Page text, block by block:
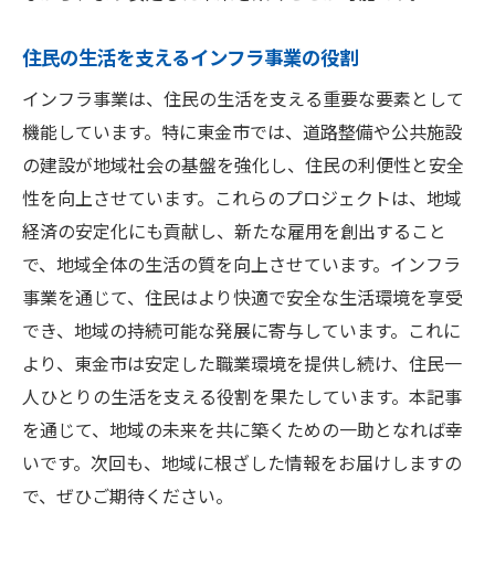
住民の生活を支えるインフラ事業の役割
インフラ事業は、住民の生活を支える重要な要素として
機能しています。特に東金市では、道路整備や公共施設
の建設が地域社会の基盤を強化し、住民の利便性と安全
性を向上させています。これらのプロジェクトは、地域
経済の安定化にも貢献し、新たな雇用を創出すること
で、地域全体の生活の質を向上させています。インフラ
事業を通じて、住民はより快適で安全な生活環境を享受
でき、地域の持続可能な発展に寄与しています。これに
より、東金市は安定した職業環境を提供し続け、住民一
人ひとりの生活を支える役割を果たしています。本記事
を通じて、地域の未来を共に築くための一助となれば幸
いです。次回も、地域に根ざした情報をお届けしますの
で、ぜひご期待ください。